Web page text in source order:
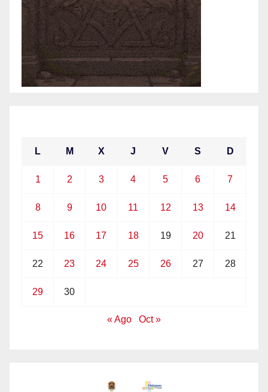
L M X J V S D
1 2 3 4 5 6 7
8 9 10 11 12 13 14
15 16 17 18 19 20 21
22 23 24 25 26 27 28
29 30
« Ago Oct »